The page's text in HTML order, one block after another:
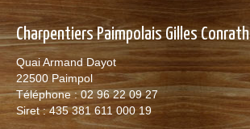
Charpentiers Paimpolais Gilles Conrath
Quai Armand Dayot
22500 Paimpol
Téléphone : 02 96 22 09 27
Siret : 435 381 611 000 19